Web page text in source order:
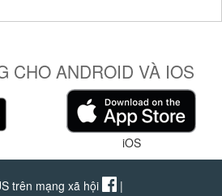
CHO ANDROID VÀ IOS
iOS
trên mạng xã hội
|